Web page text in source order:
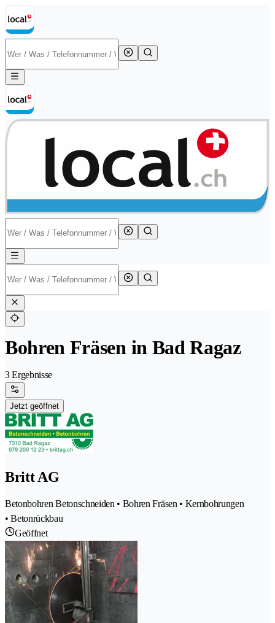
Bohren Fräsen in Bad Ragaz
3 Ergebnisse
Jetzt geöffnet
Britt AG
Betonbohren Betonschneiden • Bohren Fräsen • Kernbohrungen
• Betonrückbau
Geöffnet